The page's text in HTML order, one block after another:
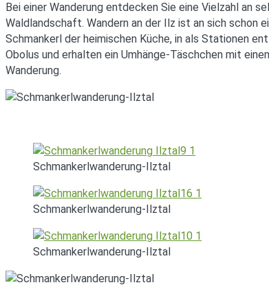
Bei einer Wanderung entdecken Sie eine Vielzahl an
Waldlandschaft. Wandern an der Ilz ist an sich schon
Schmankerl der heimischen Küche, in als Stationen
Obolus und erhalten ein Umhänge-Täschchen mit
Wanderung.
Schmankerlwanderung-Ilztal
Schmankerlwanderung-Ilztal
Schmankerlwanderung-Ilztal